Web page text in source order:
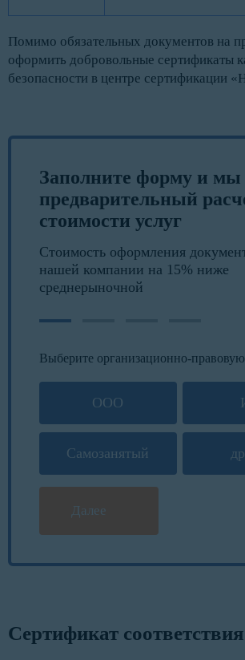
Помимо обязательных документов на
оформить добровольные сертификаты
безопасности в центре сертификации
Заполните форму и мы
предварительный
стоимости услуг
Стоимость оформления
нашей компании на 15% ниже
среднерыночной
Выберите организационно-
ООО
Самозанятый
Далее
Сертификат